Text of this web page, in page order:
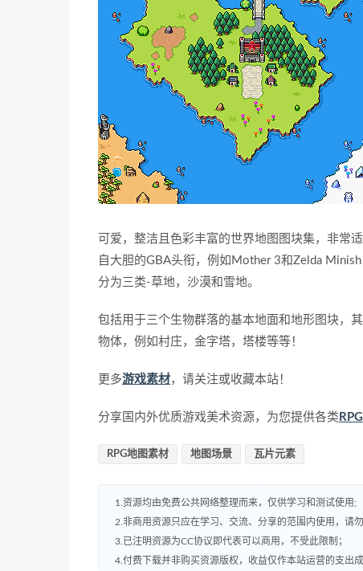
可爱，整洁且色彩丰富的世界地图图块集，非常
自大胆的GBA头衔，例如Mother 3和Zelda
分为三类-草地，沙漠和雪地。
包括用于三个生物群落的基本地面和地形图块，
物体，例如村庄，金字塔，塔楼等等！
更多游戏素材，请关注或收藏本站！
分享国内外优质游戏美术资源，为您提供各类
RPG地图素材 地图场景 瓦片元素
1.资源均由免费公共网络整理而来，仅供学习和测试使用;
2.非商用资源只应在学习、交流、分享的范围内使用，请
3.已注明资源为CC协议即代表可以商用，不受此限制；
4.付费下载并非购买资源版权，收益仅作本站运营的支出